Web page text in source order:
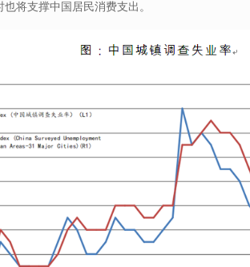
将支撑中国居民消费支出。